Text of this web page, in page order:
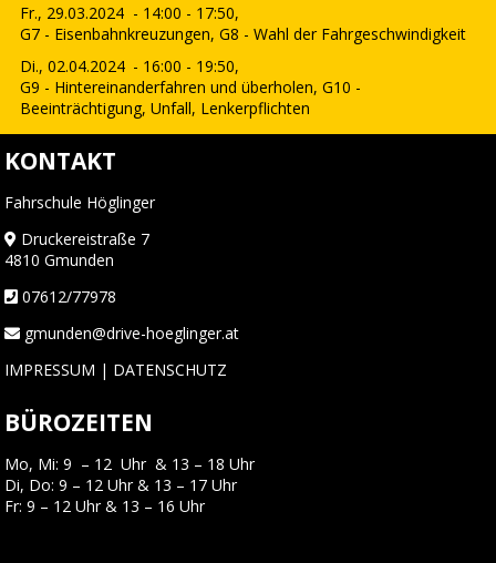
Fr., 29.03.2024 - 14:00 - 17:50,
G7 - Eisenbahnkreuzungen, G8 - Wahl der Fahrgeschwindigkeit
Di., 02.04.2024 - 16:00 - 19:50,
G9 - Hintereinanderfahren und überholen, G10 -
Beeinträchtigung, Unfall, Lenkerpflichten
KONTAKT
Fahrschule Höglinger
Druckereistraße 7
4810 Gmunden
07612/77978
gmunden@drive-hoeglinger.at
IMPRESSUM | DATENSCHUTZ
BÜROZEITEN
Mo, Mi: 9 – 12 Uhr & 13 – 18 Uhr
Di, Do: 9 – 12 Uhr & 13 – 17 Uhr
Fr: 9 – 12 Uhr & 13 – 16 Uhr